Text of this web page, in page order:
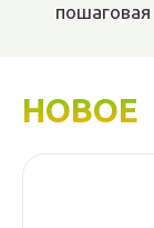
НОВОЕ